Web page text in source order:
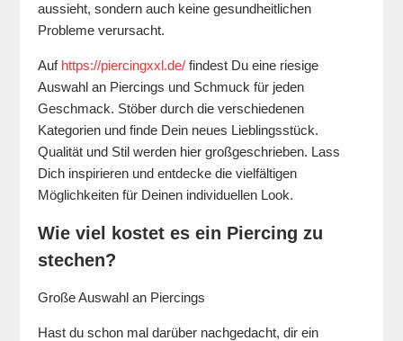
aussieht, sondern auch keine gesundheitlichen
Probleme verursacht.
Auf https://piercingxxl.de/findest Du eine riesige
Auswahl an Piercings und Schmuck für jeden
Geschmack. Stöber durch die verschiedenen
Kategorien und finde Dein neues Lieblingsstück.
Qualität und Stil werden hier großgeschrieben. Lass
Dich inspirieren und entdecke die vielfältigen
Möglichkeiten für Deinen individuellen Look.
Wie viel kostet es ein Piercing zu
stechen?
Große Auswahl an Piercings
Hast du schon mal darüber nachgedacht, dir ein